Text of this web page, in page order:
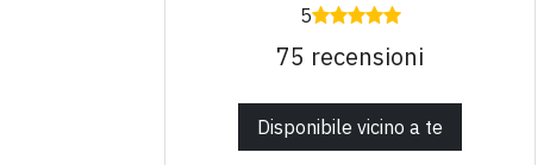
5
75 recensioni
Disponibile vicino a te